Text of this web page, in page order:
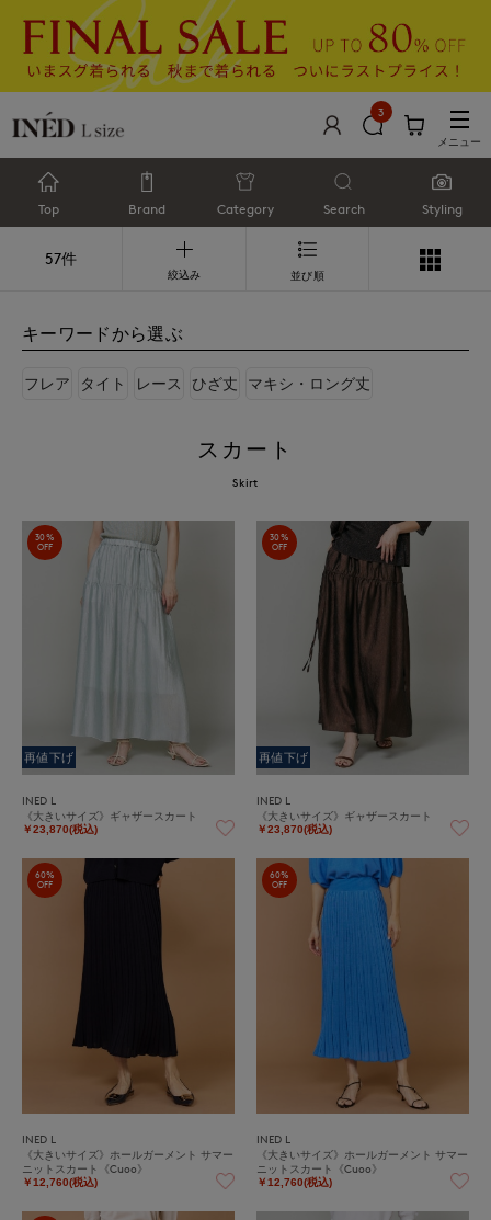
3
メニュー
Top Brand Category Search Styling
57件
絞込み 並び順
キーワードから選ぶ
フレア タイト レース ひざ丈 マキシ・ロング丈
スカート
Skirt
30%
OFF
再値下げ
INED L
《大きいサイズ》ギャザースカート
￥23,870(税込)
30%
OFF
再値下げ
INED L
《大きいサイズ》ギャザースカート
￥23,870(税込)
60%
OFF
INED L
《大きいサイズ》ホールガーメント サマー
ニットスカート《Cuoo》
￥12,760(税込)
60%
OFF
INED L
《大きいサイズ》ホールガーメント サマー
ニットスカート《Cuoo》
￥12,760(税込)